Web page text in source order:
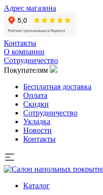
Адрес магазина
Контакты
О компании
Сотрудничество
Покупателям
Бесплатная доставка
Оплата
Скидки
Сотрудничество
Укладка
Новости
Контакты
Каталог